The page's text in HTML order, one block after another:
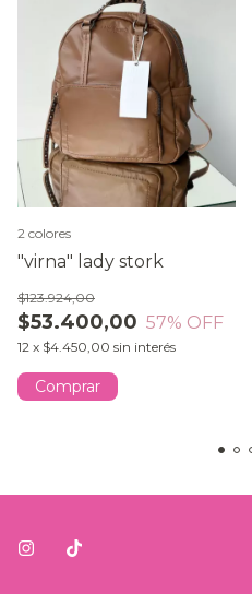
"virna" lady stork
$53.400,00
$123.924,00
57% OFF
12 x $4.450,00 sin interés
2 colores
Comprar